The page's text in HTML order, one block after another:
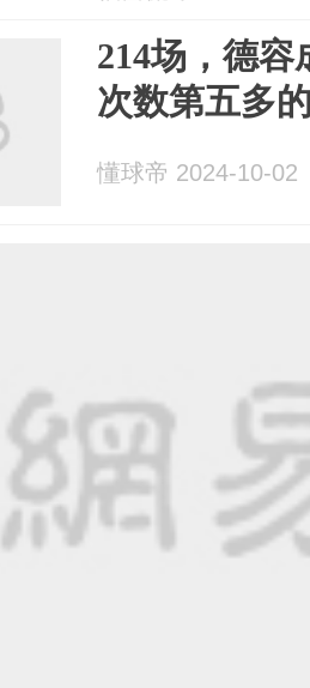
214场，德
次数第五多
懂球帝 2024-10-02